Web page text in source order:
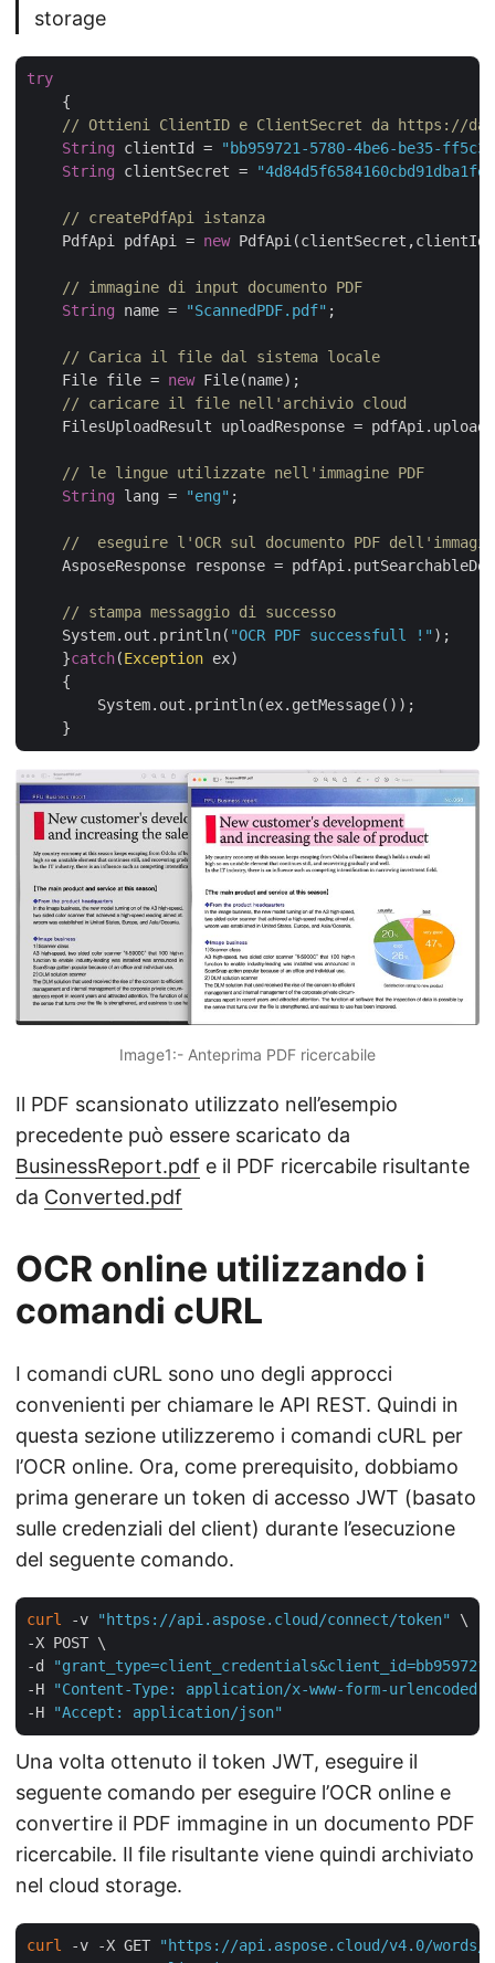
storage
try
    {
// Ottieni ClientID e ClientSecret da https://
String clientId =
"bb959721-5780-4be6-be35-
String clientSecret =
// createPdfApi istanza
    PdfApi pdfApi =
new
// immagine di input documento PDF
String name = "ScannedPDF.pdf" ;
// Carica il file dal sistema locale
    File file =
new File(name);
// caricare il file nell'archivio cloud
FilesUploadResult uploadResponse =
// le lingue utilizzate nell'immagine PDF
String lang = "eng" ;
//  eseguire l'OCR sul documento PDF
AsposeResponse response =
// stampa messaggio di successo
    System.out.println(
"OCR PDF successfull !" );
    }
catch(Exception ex)
    {
        System.out.println(ex.getMessage());
Image1:- Anteprima PDF ricercabile
Il PDF scansionato utilizzato nell’esempio
precedente può essere scaricato da
BusinessReport.pdf e il PDF ricercabile risultante
da Converted.pdf
OCR online utilizzando i
comandi cURL
I comandi cURL sono uno degli approcci
convenienti per chiamare le API REST. Quindi in
questa sezione utilizzeremo i comandi cURL per
l’OCR online. Ora, come prerequisito, dobbiamo
prima generare un token di accesso JWT (basato
sulle credenziali del client) durante l’esecuzione
del seguente comando.
curl -v "https://api.aspose.cloud/connect/token"
\
-X POST \
-d
"grant_type=client_credentials&client_id=bb959721-
-H
"Content-Type: application/x-www-form-urlencoded"
-H
"Accept: application/json"
Una volta ottenuto il token JWT, eseguire il
seguente comando per eseguire l’OCR online e
convertire il PDF immagine in un documento PDF
ricercabile. Il file risultante viene quindi archiviato
nel cloud storage.
curl -v -X GET
"https://api.aspose.cloud/v4.0/words/